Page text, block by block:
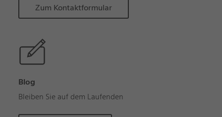
Zum Kontaktformular
Blog
Bleiben Sie auf dem Laufenden